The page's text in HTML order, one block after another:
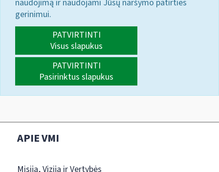
naudojimą ir naudojami Jūsų naršymo patirties
gerinimui.
PATVIRTINTI
Visus slapukus
PATVIRTINTI
Pasirinktus slapukus
APIE VMI
Misija, Vizija ir Vertybės